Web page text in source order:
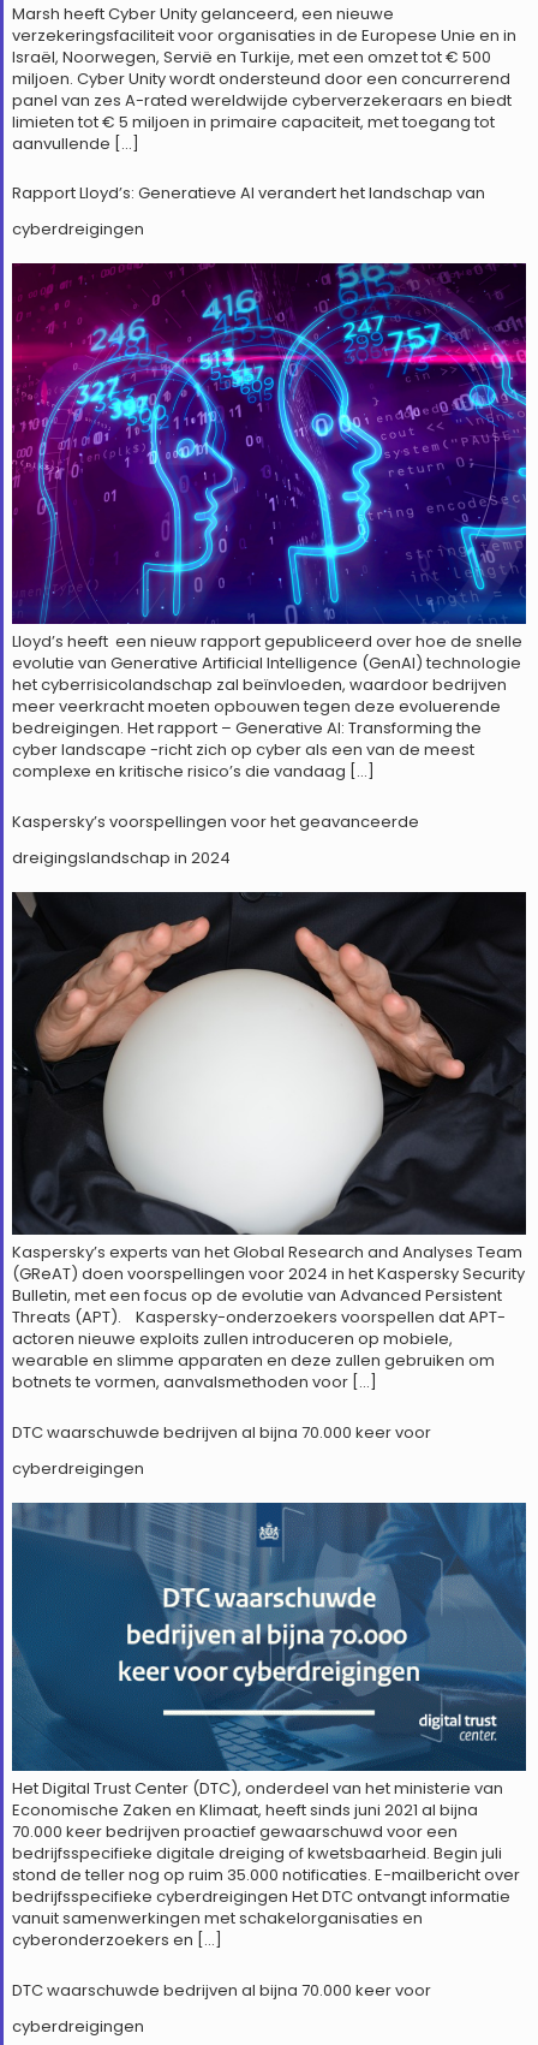
Marsh heeft Cyber Unity gelanceerd, een nieuwe
verzekeringsfaciliteit voor organisaties in de Europese Unie en in
Israël, Noorwegen, Servië en Turkije, met een omzet tot € 500
miljoen. Cyber Unity wordt ondersteund door een concurrerend
panel van zes A-rated wereldwijde cyberverzekeraars en biedt
limieten tot € 5 miljoen in primaire capaciteit, met toegang tot
aanvullende […]
Rapport Lloyd’s: Generatieve AI verandert het landschap van
cyberdreigingen
Lloyd’s heeft een nieuw rapport gepubliceerd over hoe de snelle
evolutie van Generative Artificial Intelligence (GenAI) technologie
het cyberrisicolandschap zal beïnvloeden, waardoor bedrijven
meer veerkracht moeten opbouwen tegen deze evoluerende
bedreigingen. Het rapport – Generative AI: Transforming the
cyber landscape -richt zich op cyber als een van de meest
complexe en kritische risico’s die vandaag […]
Kaspersky’s voorspellingen voor het geavanceerde
dreigingslandschap in 2024
Kaspersky’s experts van het Global Research and Analyses Team
(GReAT) doen voorspellingen voor 2024 in het Kaspersky Security
Bulletin, met een focus op de evolutie van Advanced Persistent
Threats (APT). Kaspersky-onderzoekers voorspellen dat APT-
actoren nieuwe exploits zullen introduceren op mobiele,
wearable en slimme apparaten en deze zullen gebruiken om
botnets te vormen, aanvalsmethoden voor […]
DTC waarschuwde bedrijven al bijna 70.000 keer voor
cyberdreigingen
Het Digital Trust Center (DTC), onderdeel van het ministerie van
Economische Zaken en Klimaat, heeft sinds juni 2021 al bijna
70.000 keer bedrijven proactief gewaarschuwd voor een
bedrijfsspecifieke digitale dreiging of kwetsbaarheid. Begin juli
stond de teller nog op ruim 35.000 notificaties. E-mailbericht over
bedrijfsspecifieke cyberdreigingen Het DTC ontvangt informatie
vanuit samenwerkingen met schakelorganisaties en
cyberonderzoekers en […]
DTC waarschuwde bedrijven al bijna 70.000 keer voor
cyberdreigingen